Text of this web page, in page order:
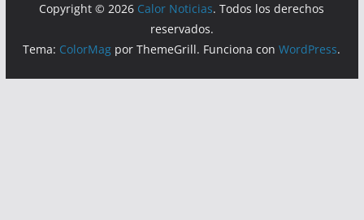
Copyright © 2026 Calor Noticias. Todos los derechos
reservados.
Tema: ColorMag por ThemeGrill. Funciona conWordPress.